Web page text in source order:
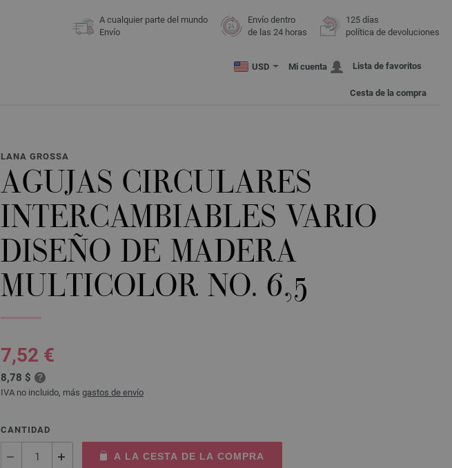
A cualquier parte del mundo
Envío
Envío dentro
de las 24 horas
125 días
política de devoluciones
USD Mi cuenta Lista de favoritos
Cesta de la compra
LANA GROSSA
AGUJAS CIRCULARES
INTERCAMBIABLES VARIO
DISEÑO DE MADERA
MULTICOLOR NO. 6,5
7,52 €
8,78 $
IVA no incluido, más gastos de envío
CANTIDAD
A LA CESTA DE LA COMPRA